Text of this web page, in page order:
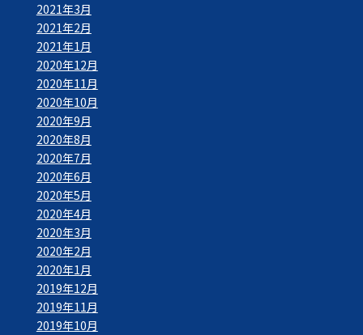
2021年3月
2021年2月
2021年1月
2020年12月
2020年11月
2020年10月
2020年9月
2020年8月
2020年7月
2020年6月
2020年5月
2020年4月
2020年3月
2020年2月
2020年1月
2019年12月
2019年11月
2019年10月